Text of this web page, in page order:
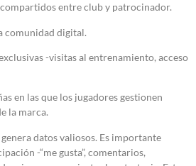
compartidos entre club y patrocinador.
comunidad digital.
-visitas al entrenamiento, acceso
en las que los jugadores gestionen
la marca.
datos valiosos. Es importante
-“me gusta”, comentarios,